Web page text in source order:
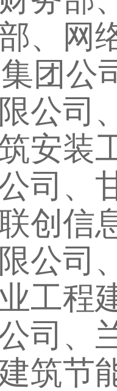
、网
团公
公司
安装
司、
创信
公司
工程
司、
筑节